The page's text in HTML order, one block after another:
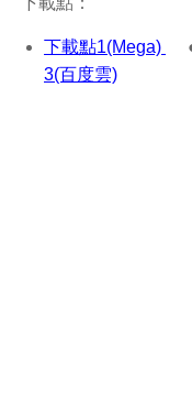
下載點1(Mega)
3(百度雲)